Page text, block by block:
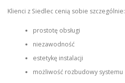
Klienci z Siedlec cenią sobie szczególnie:
prostotę obsługi
niezawodność
estetykę instalacji
możliwość rozbudowy systemu